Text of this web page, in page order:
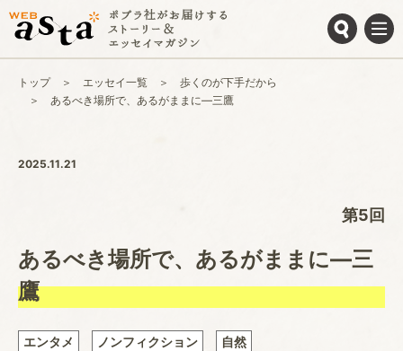
トップ エッセイ一覧
歩くのが下手だから
あるべき場所で、あるがままに―三鷹
2025.11.21
第5回
あるべき場所で、あるがままに―三
鷹
エンタメ ノンフィクション 自然